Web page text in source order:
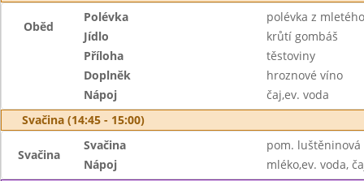
Oběd
Polévka
polévka z
Jídlo
krůtí gombáš
Příloha
těstoviny
Doplněk
hroznové víno
Nápoj
čaj,ev. voda
Svačina (14:45 - 15:00)
Svačina
Svačina
pom. luštěninová
Nápoj
mléko,ev. voda,